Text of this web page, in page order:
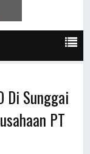
Di Sunggai
PT